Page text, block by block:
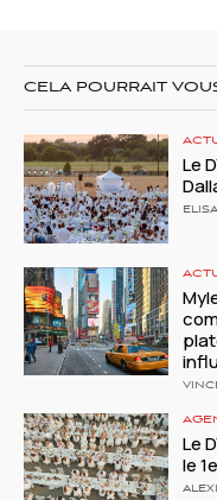
CELA POURRAIT
Le
Le
le